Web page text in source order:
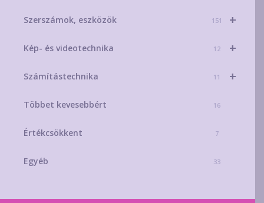
+
Szerszámok, eszközök 151
+
Kép- és videotechnika 12
+
Számítástechnika 11
Többet kevesebbért 16
Értékcsökkent 7
Egyéb 33